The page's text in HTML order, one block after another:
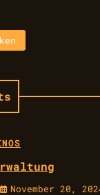
November 20,